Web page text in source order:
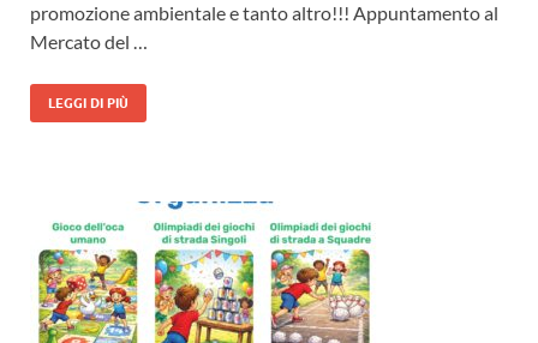
promozione ambientale e tanto altro!!! Appuntamento al
Mercato del …
LEGGI DI PIÙ